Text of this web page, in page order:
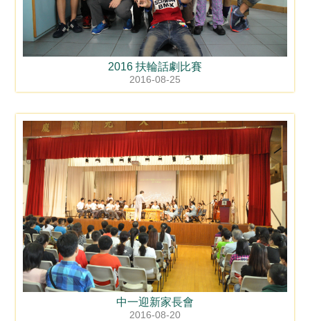
2016 扶輪話劇比賽
2016-08-25
中一迎新家長會
2016-08-20